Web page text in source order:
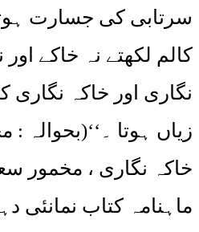
سرتابی کی جسارت
کالم لکھتے نہ خاکے اور
نگاری اور خاکہ نگاری
زیاں ہوتا ۔‘‘(بحوالہ
ماہنامہ کتاب نمانئی